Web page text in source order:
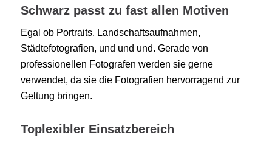
Schwarz passt zu fast allen Motiven
Egal ob Portraits, Landschaftsaufnahmen,
Städtefotografien, und und und. Gerade von
professionellen Fotografen werden sie gerne
verwendet, da sie die Fotografien hervorragend zur
Geltung bringen.
Toplexibler Einsatzbereich